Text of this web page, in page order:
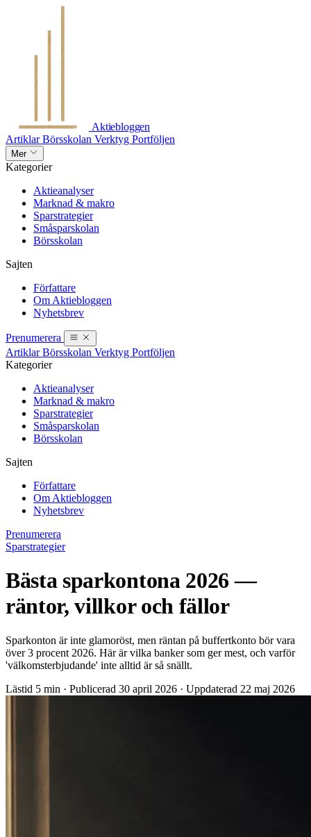
Aktiebloggen
ArtiklarBörsskolan Verktyg Portföljen
Mer
Kategorier
Aktieanalyser
Marknad & makro
Sparstrategier
Småsparskolan
Börsskolan
Sajten
Författare
Om Aktiebloggen
Nyhetsbrev
Prenumerera
ArtiklarBörsskolan Verktyg Portföljen
Kategorier
Aktieanalyser
Marknad & makro
Sparstrategier
Småsparskolan
Börsskolan
Sajten
Författare
Om Aktiebloggen
Nyhetsbrev
Prenumerera
Sparstrategier
Bästa sparkontona 2026 —
räntor, villkor och fällor
Sparkonton är inte glamoröst, men räntan på buffertkonto bör vara
över 3 procent 2026. Här är vilka banker som ger mest, och varför
'välkomsterbjudande' inte alltid är så snällt.
Lästid 5 min · Publicerad 30 april 2026 · Uppdaterad 22 maj 2026